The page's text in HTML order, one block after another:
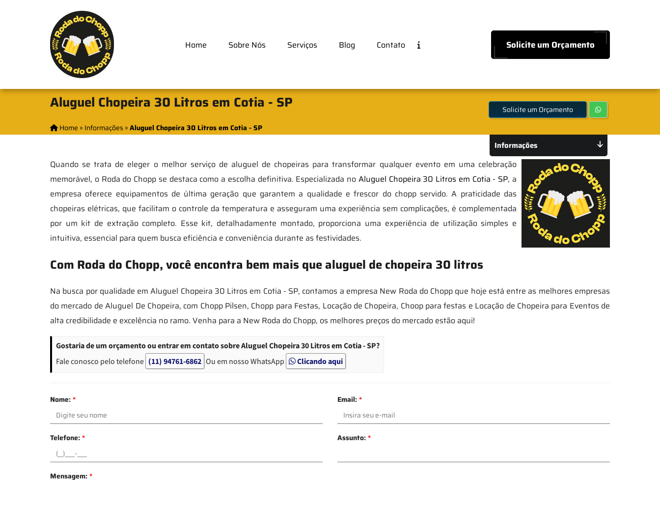
Home Sobre Nós Serviços Blog Contato Solicite um Orçamento
Aluguel Chopeira 30 Litros em Cotia - SP
Home » Informações»Aluguel Chopeira 30 Litros em Cotia - SP
Solicite um Orçamento
Quando se trata de eleger o melhor serviço de aluguel de chopeiras para transformar qualquer evento em uma celebração
memorável, o Roda do Chopp se destaca como a escolha definitiva. Especializada no Aluguel Chopeira 30 Litros em Cotia - SP, a
empresa oferece equipamentos de última geração que garantem a qualidade e frescor do chopp servido. A praticidade das
chopeiras elétricas, que facilitam o controle da temperatura e asseguram uma experiência sem complicações, é complementada
por um kit de extração completo. Esse kit, detalhadamente montado, proporciona uma experiência de utilização simples e
intuitiva, essencial para quem busca eficiência e conveniência durante as festividades.
Com Roda do Chopp, você encontra bem mais que aluguel de chopeira 30 litros
Na busca por qualidade em Aluguel Chopeira 30 Litros em Cotia - SP, contamos a empresa New Roda do Chopp que hoje está entre as melhores empresas
do mercado de Aluguel De Chopeira, com Chopp Pilsen, Chopp para Festas, Locação de Chopeira, Choop para festas e Locação de Chopeira para Eventos de
alta credibilidade e excelência no ramo. Venha para a New Roda do Chopp, os melhores preços do mercado estão aqui!
Gostaria de um orçamento ou entrar em contato sobre Aluguel Chopeira 30 Litros em Cotia - SP?
Fale conosco pelo telefone (11) 94761-6862 Ou em nosso WhatsApp Clicando aqui
Nome:* Email:*
Telefone:* Assunto:*
Mensagem:*
Informações